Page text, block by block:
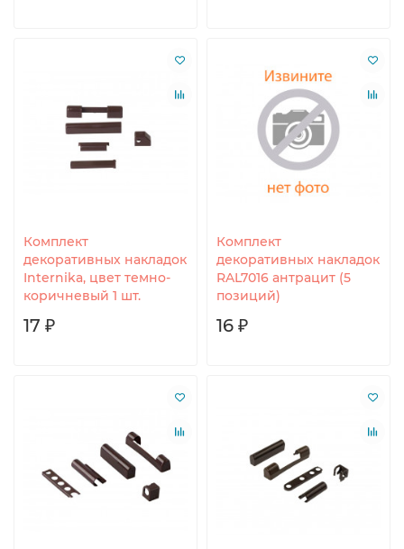
Комплект
декоративных накладок
Internika, цвет темно-
коричневый 1 шт.
17 ₽
Комплект
декоративных накладок
RAL7016 антрацит (5
позиций)
16 ₽